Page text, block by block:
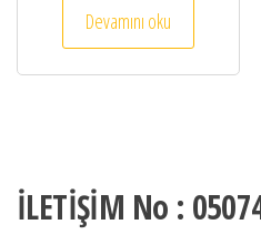
Devamını oku
İLETİŞİM No :